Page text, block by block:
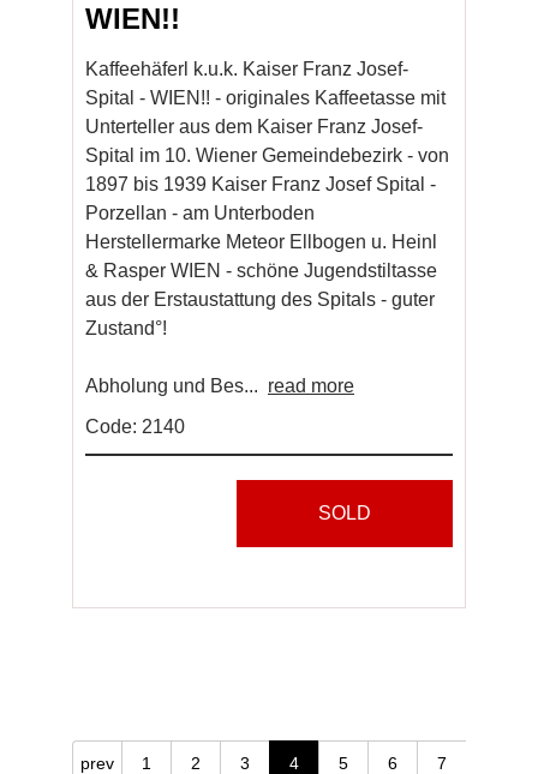
WIEN!!
Kaffeehäferl k.u.k. Kaiser Franz Josef-
Spital - WIEN!! - originales Kaffeetasse mit
Unterteller aus dem Kaiser Franz Josef-
Spital im 10. Wiener Gemeindebezirk - von
1897 bis 1939 Kaiser Franz Josef Spital -
Porzellan - am Unterboden
Herstellermarke Meteor Ellbogen u. Heinl
& Rasper WIEN - schöne Jugendstiltasse
aus der Erstaustattung des Spitals - guter
Zustand°!
Abholung und Bes... read more
Code: 2140
SOLD
prev 1 2 3 4 5 6 7